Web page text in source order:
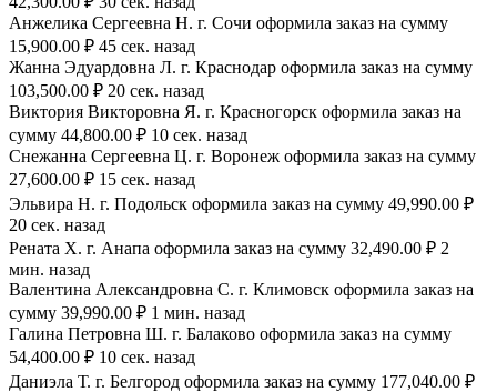
Анжелика Сергеевна Н. г. Сочи оформила заказ на сумму
15,900.00 ₽ 45 сек. назад
Жанна Эдуардовна Л. г. Краснодар оформила заказ на сумму
103,500.00 ₽ 20 сек. назад
Виктория Викторовна Я. г. Красногорск оформила заказ на
сумму 44,800.00 ₽ 10 сек. назад
Снежанна Сергеевна Ц. г. Воронеж оформила заказ на сумму
27,600.00 ₽ 15 сек. назад
Эльвира Н. г. Подольск оформила заказ на сумму 49,990.00 ₽
20 сек. назад
Рената Х. г. Анапа оформила заказ на сумму 32,490.00 ₽ 2
мин. назад
Валентина Александровна С. г. Климовск оформила заказ на
сумму 39,990.00 ₽ 1 мин. назад
Галина Петровна Ш. г. Балаково оформила заказ на сумму
54,400.00 ₽ 10 сек. назад
Даниэла Т. г. Белгород оформила заказ на сумму 177,040.00 ₽